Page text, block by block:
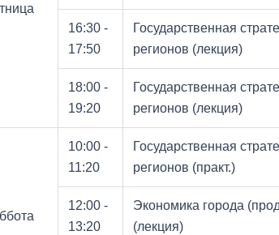
16:30 -
17:50
Государственная
регионов (лекция)
18:00 -
19:20
Государственная
регионов (лекция)
10:00 -
11:20
Государственная
регионов (практ.)
12:00 -
13:20
Экономика города
(лекция)